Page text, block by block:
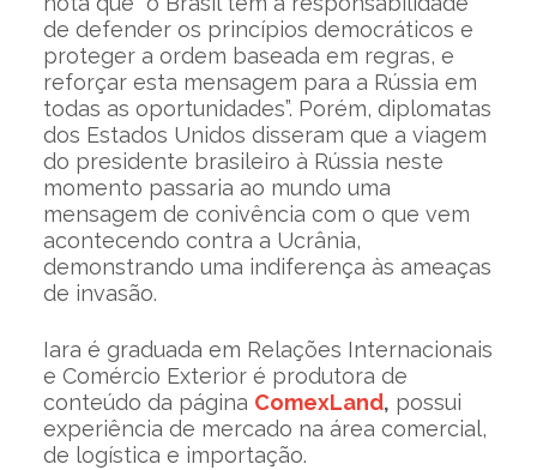
de defender os princípios democráticos e
proteger a ordem baseada em regras, e
reforçar esta mensagem para a Rússia em
todas as oportunidades”. Porém, diplomatas
dos Estados Unidos disseram que a viagem
do presidente brasileiro à Rússia neste
momento passaria ao mundo uma
mensagem de conivência com o que vem
acontecendo contra a Ucrânia,
demonstrando uma indiferença às ameaças
de invasão.
Iara é graduada em Relações Internacionais
e Comércio Exterior é produtora de
conteúdo da página ComexLand, possui
experiência de mercado na área comercial,
de logística e importação.